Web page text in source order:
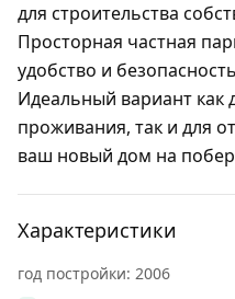
для строительства
Просторная частная
удобство и
Идеальный вариант как
проживания, так и для
ваш новый дом на
Характеристики
год постройки: 2006